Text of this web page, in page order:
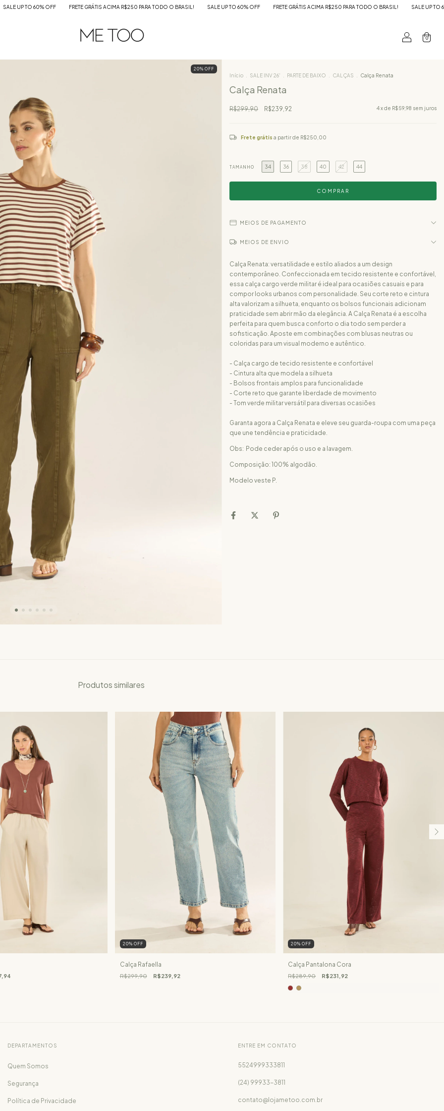
OFF FRETE GRÁTIS ACIMA R$250 PARA TODO O BRASIL! SALE UP TO 60% OFF FRETE GRÁTIS ACIMA R$250 PARA TODO O BRASIL! SALE UP TO 60% OFF
0
20% OFF
Início SALE INV 26' PARTE DE BAIXO CALÇAS Calça Renata
Calça Renata
R$299,90 R$239,92 4x de R$59,98 sem juros
Frete grátis a partir de R$250,00
TAMANHO 34 36 38 40 42 44
MEIOS DE PAGAMENTO
MEIOS DE ENVIO
Calça Renata: versatilidade e estilo aliados a um design
contemporâneo. Confeccionada em tecido resistente e confortável,
essa calça cargo verde militar é ideal para ocasiões casuais e para
compor looks urbanos com personalidade. Seu corte reto e cintura
alta valorizam a silhueta, enquanto os bolsos funcionais adicionam
praticidade sem abrir mão da elegância. A Calça Renata é a escolha
perfeita para quem busca conforto o dia todo sem perder a
sofisticação. Aposte em combinações com blusas neutras ou
coloridas para um visual moderno e autêntico.
- Calça cargo de tecido resistente e confortável
- Cintura alta que modela a silhueta
- Bolsos frontais amplos para funcionalidade
- Corte reto que garante liberdade de movimento
- Tom verde militar versátil para diversas ocasiões
Garanta agora a Calça Renata e eleve seu guarda-roupa com uma peça
que une tendência e praticidade.
Obs: Pode ceder após o uso e a lavagem.
Composição: 100% algodão.
Modelo veste P.
Produtos similares
20% OFF
Calça Rafaella
R$299,90 R$239,92
20%OFF
Calça Pantalona Cora
R$289,90 R$231,92
DEPARTAMENTOS
Quem Somos
Segurança
Política de Privacidade
ENTRE EM CONTATO
5524999333811
(24) 99933-3811
contato@lojametoo.com.br